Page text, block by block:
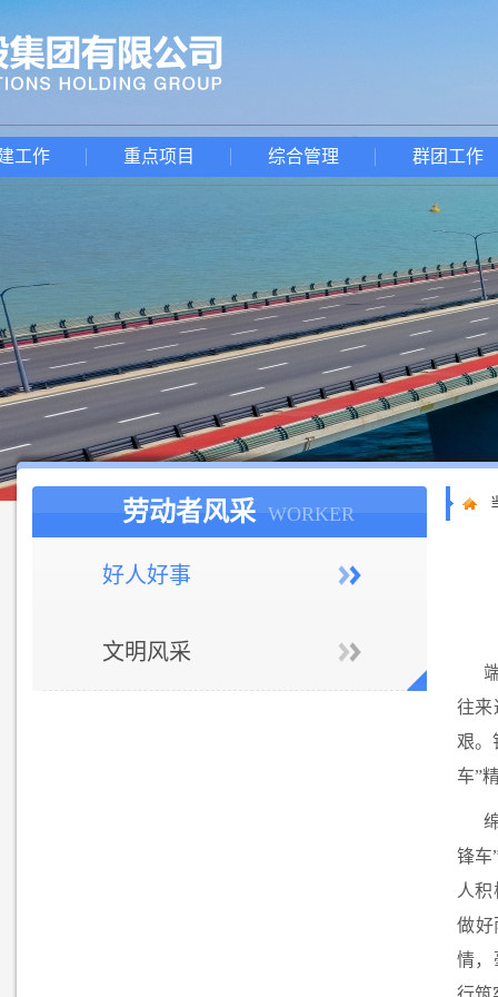
工作 重点项目 综合管理 群团工作
劳动者风采 WORKER
好人好事
文明风采
往来
艰。
车”
锋车
人
做好
情，